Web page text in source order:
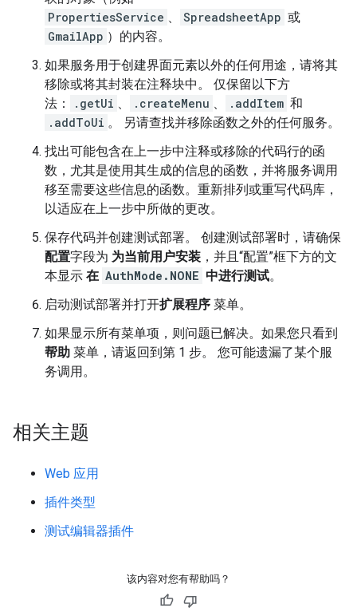
PropertiesService 、 SpreadsheetApp 或
GmailApp ）的内容。
如果服务用于创建界面元素以外的任何用途，请将其
移除或将其封装在注释块中。 仅保留以下方
法：
.getUi 、 .createMenu 、 .addItem 和
.addToUi 。 另请查找并移除函数之外的任何服务。
找出可能包含在上一步中注释或移除的代码行的函
数，尤其是使用其生成的信息的函数，并将服务调用
移至需要这些信息的函数。重新排列或重写代码库，
以适应在上一步中所做的更改。
保存代码并创建测试部署。 创建测试部署时，请确保
配置字段为 为当前用户安装 ，并且“配置”框下方的文
本显示 在 AuthMode.NONE 中进行测试。
启动测试部署并打开扩展程序 菜单。
如果显示所有菜单项，则问题已解决。如果您只看到
帮助 菜单，请返回到第 1 步。 您可能遗漏了某个服
务调用。
相关主题
Web 应用
插件类型
测试编辑器插件
该内容对您有帮助吗？